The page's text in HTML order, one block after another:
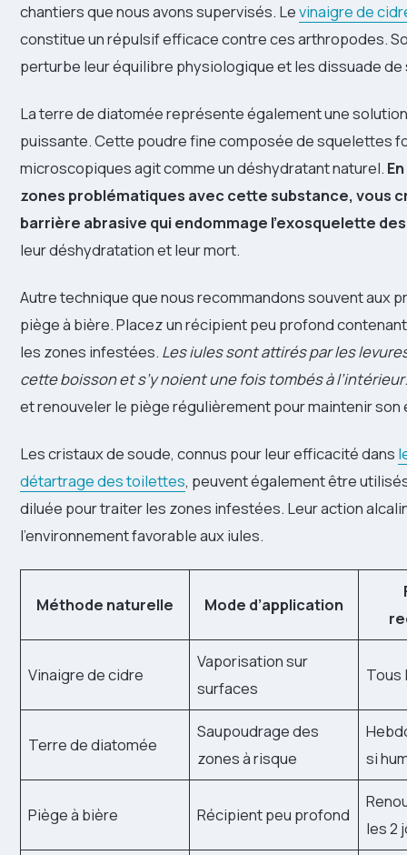
chantiers que nous avons supervisés. Levinaigre de
constitue un répulsif efficace contre ces arthropodes.
perturbe leur équilibre physiologique et les dissuade de
La terre de diatomée représente également une
puissante. Cette poudre fine composée de squelettes
microscopiques agit comme un déshydratant naturel.
zones problématiques avec cette substance, vous
barrière abrasive qui endommage l’exosquelette
leur déshydratation et leur mort.
Autre technique que nous recommandons souvent aux
piège à bière. Placez un récipient peu profond
les zones infestées. Les iules sont attirés par les
cette boisson et s’y noient une fois tombés à l’intérieur
et renouveler le piège régulièrement pour maintenir
Les cristaux de soude, connus pour leur efficacité dans
détartrage des toilettes, peuvent également être
diluée pour traiter les zones infestées. Leur action
l’environnement favorable aux iules.
Méthode naturelle Mode d’application
Vinaigre de cidre
Vaporisation sur
surfaces
Tous
Terre de diatomée
Saupoudrage des
zones à risque
si
Piège à bière Récipient peu profond
les 2